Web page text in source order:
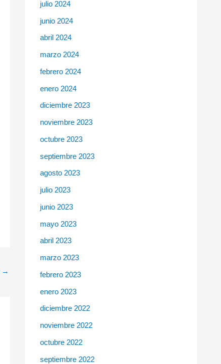
→
julio 2024
junio 2024
abril 2024
marzo 2024
febrero 2024
enero 2024
diciembre 2023
noviembre 2023
octubre 2023
septiembre 2023
agosto 2023
julio 2023
junio 2023
mayo 2023
abril 2023
marzo 2023
febrero 2023
enero 2023
diciembre 2022
noviembre 2022
octubre 2022
septiembre 2022